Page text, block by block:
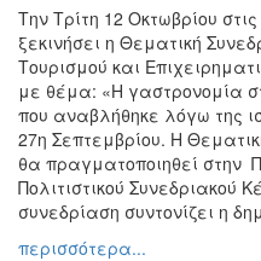
Την Τρίτη 12 Οκτωβρίου
ξεκινήσει η Θεματική
Τουρισμού και
με θέμα: «Η γαστρονομία
που αναβλήθηκε λόγω της
27η Σεπτεμβρίου. Η
θα πραγματοποιηθεί στην
Πολιτιστικού Συνεδριακού
συνεδρίαση συντονίζει η
περισσότερα...